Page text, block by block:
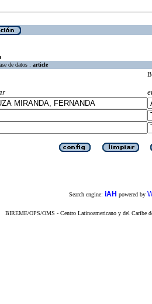
de datos : article
Search engine: iAH powered by
BIREME/OPS/OMS - Centro Latinoamericano y del Caribe